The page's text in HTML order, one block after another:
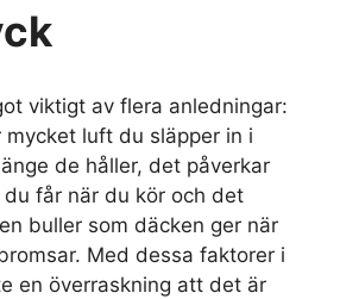
viktigt av flera anledningar:
mycket luft du släpper in i
de håller, det påverkar
får när du kör och det
buller som däcken ger när
Med dessa faktorer i
en överraskning att det är